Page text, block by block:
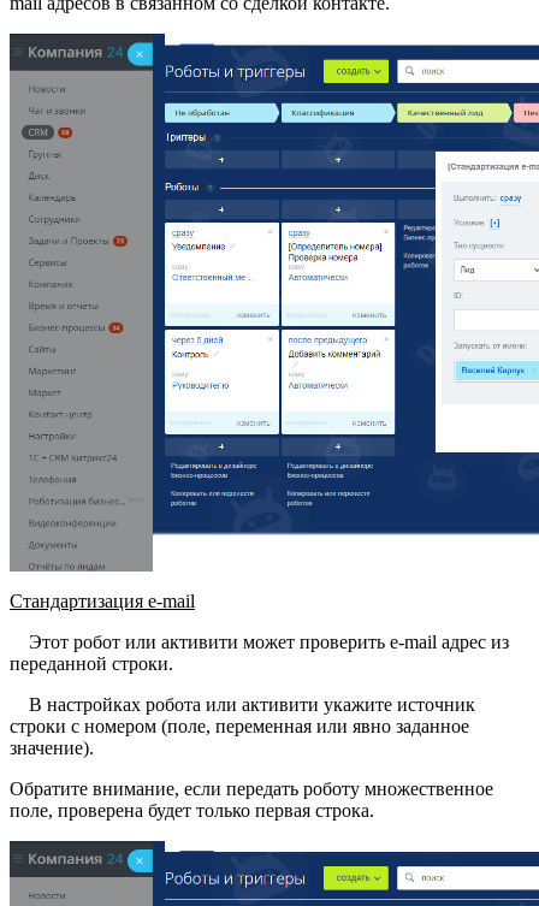
Стандартизация e-mail
Этот робот или активити может проверить e-mail адрес из
переданной строки.
В настройках робота или активити укажите источник
строки с номером (поле, переменная или явно заданное
значение).
Обратите внимание, если передать роботу множественное
поле, проверена будет только первая строка.